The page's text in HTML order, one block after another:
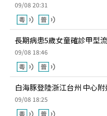
09/08 20:31
長期病患5歲女童確診甲型
09/08 18:46
白海豚登陸浙江台州 中心
09/08 18:25